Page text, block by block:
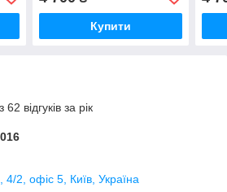
Купити
відгуків за рік
4/2, офіс 5, Київ, Україна